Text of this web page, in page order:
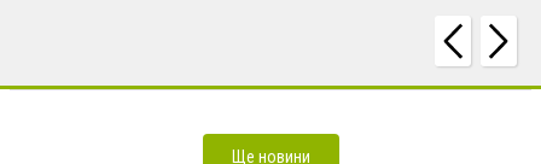
Заміна сабвуфера в Audi A4 B5 – як зробити правильно? [На правах
Оптимізація на максимум: огляд умивальників на пралку [На правах реклами]
Ще новини